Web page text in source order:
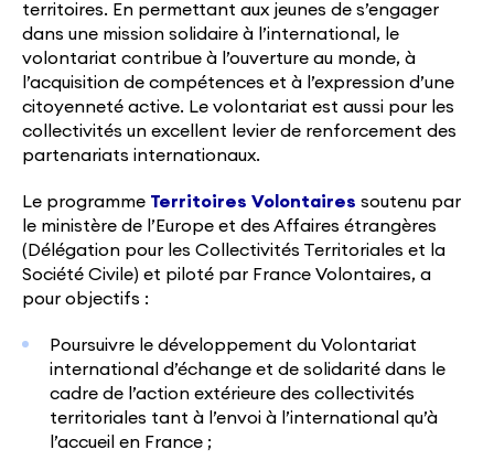
territoires. En permettant aux jeunes de s’engager
dans une mission solidaire à l’international, le
volontariat contribue à l’ouverture au monde, à
l’acquisition de compétences et à l’expression d’une
citoyenneté active. Le volontariat est aussi pour les
collectivités un excellent levier de renforcement des
partenariats internationaux.
Le programme Territoires Volontaires soutenu par
le ministère de l’Europe et des Affaires étrangères
(Délégation pour les Collectivités Territoriales et la
Société Civile) et piloté par France Volontaires, a
pour objectifs :
Poursuivre le développement du Volontariat
international d’échange et de solidarité dans le
cadre de l’action extérieure des collectivités
territoriales tant à l’envoi à l’international qu’à
l’accueil en France ;